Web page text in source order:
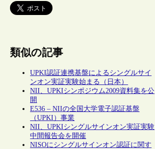
類似の記事
UPKI認証連携基盤によるシングルサイ
ンオン実証実験始まる（日本）
NII、UPKIシンポジウム2009資料集を公
開
E536 – NIIの全国大学電子認証基盤
（UPKI）事業
NII、UPKIシングルサインオン実証実験
中間報告会を開催
NISOにシングルサインオン認証に関す